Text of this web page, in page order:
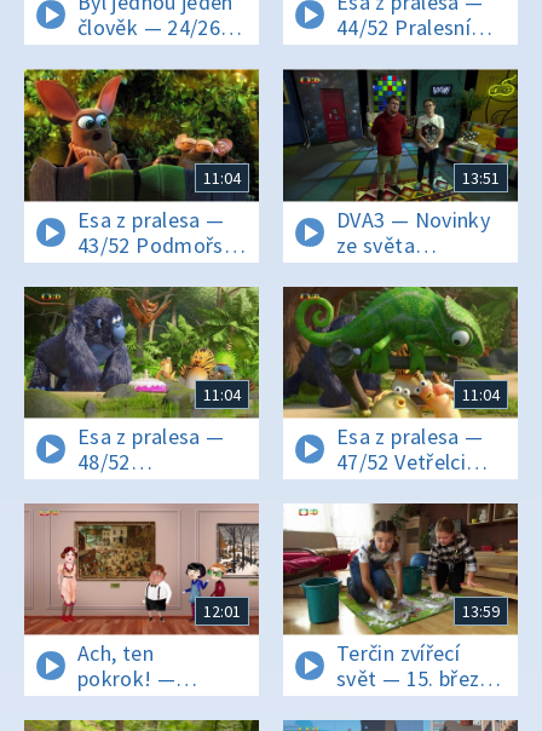
člověk — 24/26
Ach, ta zlatá
doba
44/52 Pralesní
akademie
11:04
Esa z pralesa —
43/52 Podmořský
souboj
13:51
DVA3 — Novinky
ze světa
Pokémonů
11:04
Esa z pralesa —
48/52
Překvapení!
11:04
Esa z pralesa —
47/52 Vetřelci
z hlubin
12:01
Ach, ten
pokrok! —
Dětské hry 1.
13:59
Terčin zvířecí
svět — 15. března
2019